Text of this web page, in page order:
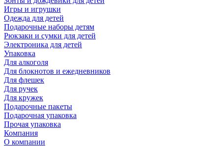
Игры и игрушки
Одежда для детей
Подарочные наборы детям
Рюкзаки и сумки для детей
Электроника для детей
Упаковка
Для алкоголя
Для блокнотов и ежедневников
Для флешек
Для ручек
Для кружек
Подарочные пакеты
Подарочная упаковка
Прочая упаковка
Компания
О компании